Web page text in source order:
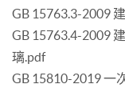
GB 15763.3-2009
GB 15763.4-2009
璃.pdf
GB 15810-2019 一